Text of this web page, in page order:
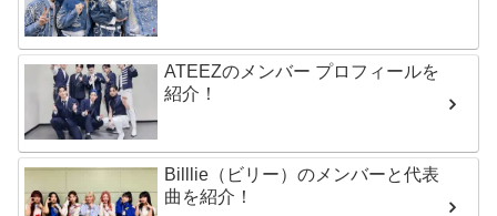
ATEEZのメンバー プロフィールを
紹介！
Billlie（ビリー）のメンバーと代表
曲を紹介！